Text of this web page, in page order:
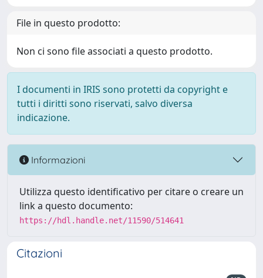
File in questo prodotto:
Non ci sono file associati a questo prodotto.
I documenti in IRIS sono protetti da copyright e
tutti i diritti sono riservati, salvo diversa
indicazione.
Informazioni
Utilizza questo identificativo per citare o creare un
link a questo documento:
https://hdl.handle.net/11590/514641
Citazioni